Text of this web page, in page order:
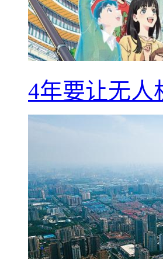
4年要让无人